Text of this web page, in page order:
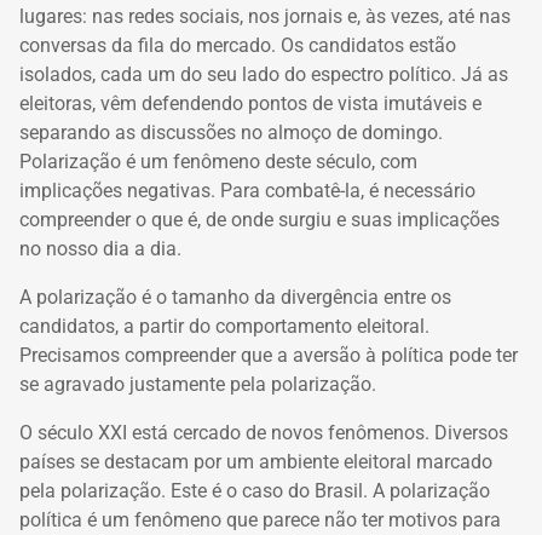
lugares: nas redes sociais, nos jornais e, às vezes, até nas
conversas da fila do mercado. Os candidatos estão
isolados, cada um do seu lado do espectro político. Já as
eleitoras, vêm defendendo pontos de vista imutáveis e
separando as discussões no almoço de domingo.
Polarização é um fenômeno deste século, com
implicações negativas. Para combatê-la, é necessário
compreender o que é, de onde surgiu e suas implicações
no nosso dia a dia.
A polarização é o tamanho da divergência entre os
candidatos, a partir do comportamento eleitoral.
Precisamos compreender que a aversão à política pode ter
se agravado justamente pela polarização.
O século XXI está cercado de novos fenômenos. Diversos
países se destacam por um ambiente eleitoral marcado
pela polarização. Este é o caso do Brasil. A polarização
política é um fenômeno que parece não ter motivos para